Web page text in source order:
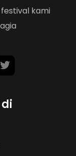
kami